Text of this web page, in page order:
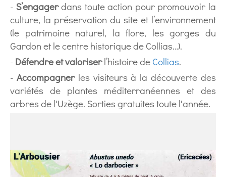
- S’engagerdans toute action pour promouvoir la
culture, la préservation du site et l’environnement
(le patrimoine naturel, la flore, les gorges du
Gardon et le centre historique de Collias…).
- Défendre et valoriserl’histoire deCollias.
- Accompagnerles visiteurs à la découverte des
variétés de plantes méditerranéennes et des
arbres de l'Uzège. Sorties gratuites toute l'année.